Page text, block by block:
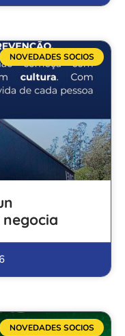
NOVEDADES SOCIOS
NOVEDADES SOCIOS